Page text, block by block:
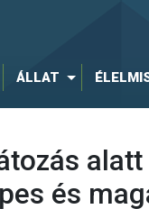
ÁLLAT
és